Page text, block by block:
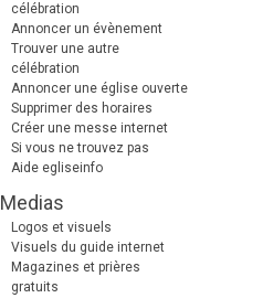
célébration
Annoncer un évènement
Trouver une autre
célébration
Annoncer une église ouverte
Supprimer des horaires
Créer une messe internet
Si vous ne trouvez pas
Aide egliseinfo
Medias
Logos et visuels
Visuels du guide internet
Magazines et prières
gratuits